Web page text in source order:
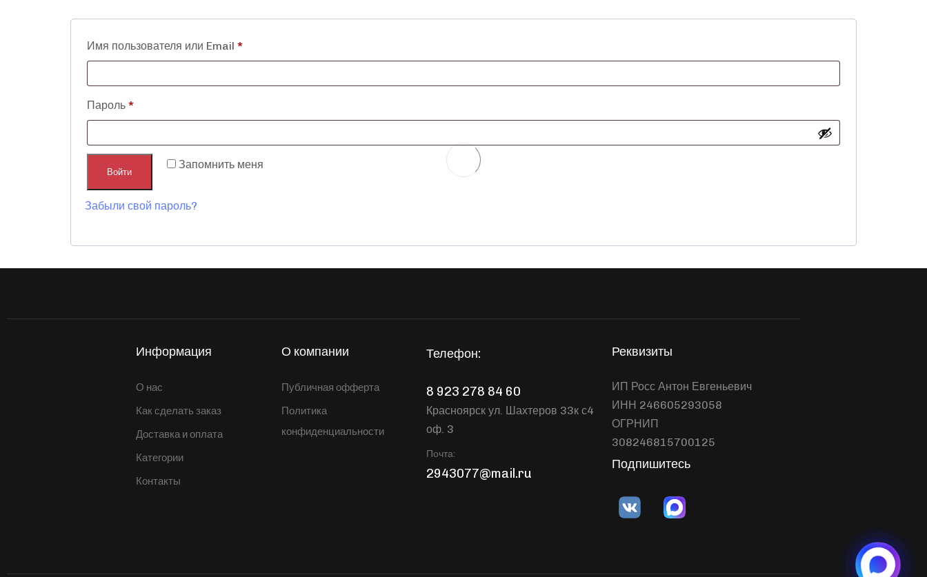
Имя пользователя или Email *
Пароль *
Запомнить меня
Войти
Забыли свой пароль?
Информация
О нас
Как сделать заказ
Доставка и оплата
Категории
Контакты
О компании
Публичная офферта
Политика
конфиденциальности
Телефон:
8 923 278 84 60
Красноярск ул. Шахтеров 33к с4
оф. 3
Почта:
2943077@mail.ru
Реквизиты
ИП Росс Антон Евгеньевич
ИНН 246605293058
ОГРНИП
308246815700125
Подпишитесь